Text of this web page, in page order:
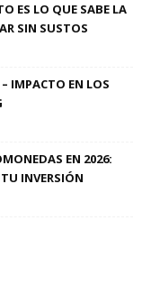
ES LO QUE SABE LA
SIN SUSTOS
IMPACTO EN LOS
EN 2026:
INVERSIÓN